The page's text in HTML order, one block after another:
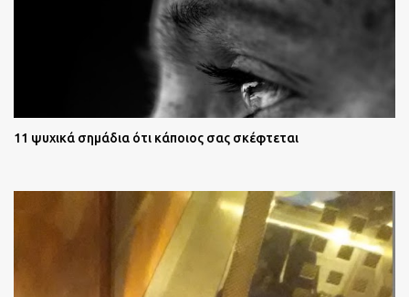
11 ψυχικά σημάδια ότι κάποιος σας σκέφτεται